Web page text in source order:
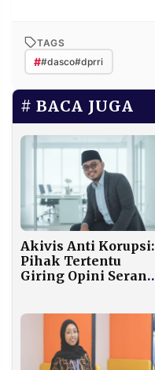
TAGS
##dasco#dprri
BACA JUGA
Akivis Anti Korupsi:
Pihak Tertentu
Giring Opini Serang